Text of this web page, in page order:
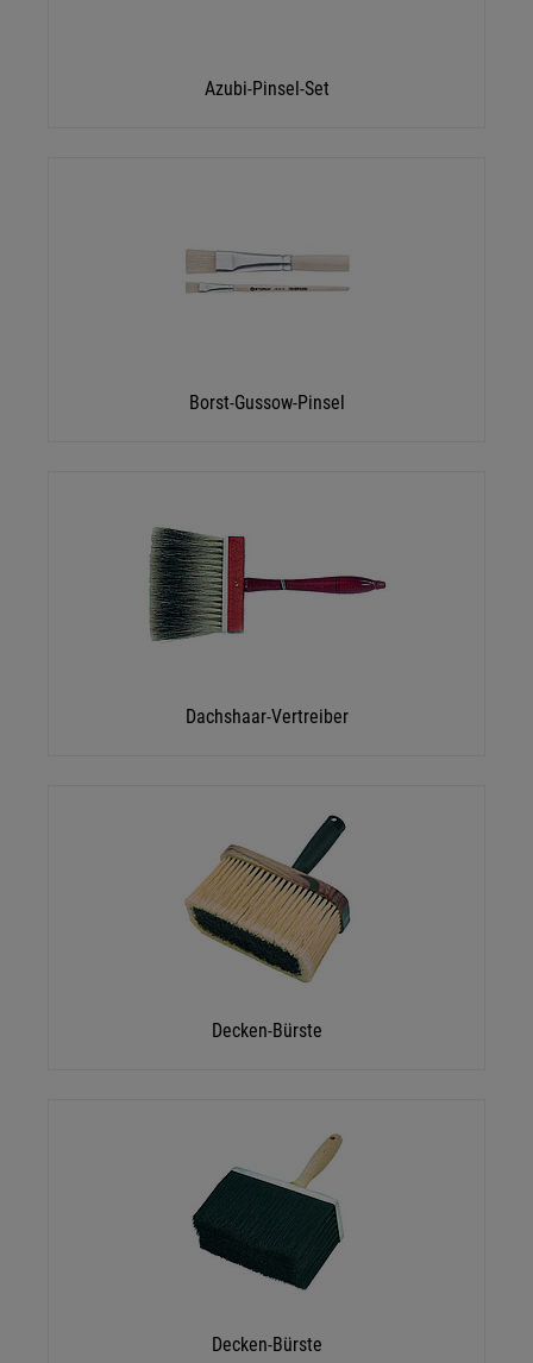
Azubi-Pinsel-Set
Borst-Gussow-Pinsel
Dachshaar-Vertreiber
Decken-Bürste
Decken-Bürste